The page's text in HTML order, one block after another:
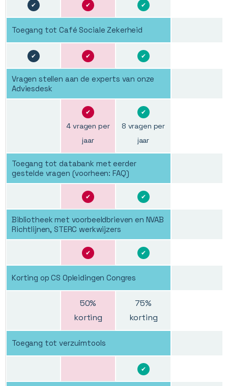
✔ ✔ ✔
Toegang tot Café Sociale Zekerheid
✔ ✔ ✔
Vragen stellen aan de experts van onze
Adviesdesk
✔
4 vragen per
jaar
✔
8 vragen per
jaar
Toegang tot databank met eerder
gestelde vragen (voorheen: FAQ)
✔ ✔
Bibliotheek met voorbeeldbrieven en NVAB
Richtlijnen, STERC werkwijzers
✔ ✔
Korting op CS Opleidingen Congres
50%
korting
75%
korting
Toegang tot verzuimtools
✔